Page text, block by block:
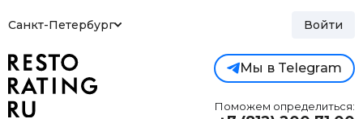
Санкт-Петербург Войти
Мы в Telegram
Поможем определиться: